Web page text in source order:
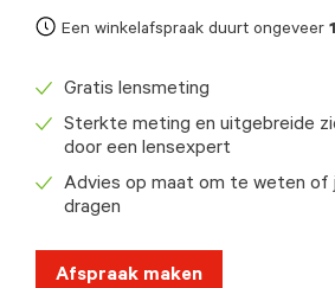
Een winkelafspraak duurt ongeveer
Gratis lensmeting
Sterkte meting en uitgebreide
door een lensexpert
Advies op maat om te weten of
dragen
Afspraak maken